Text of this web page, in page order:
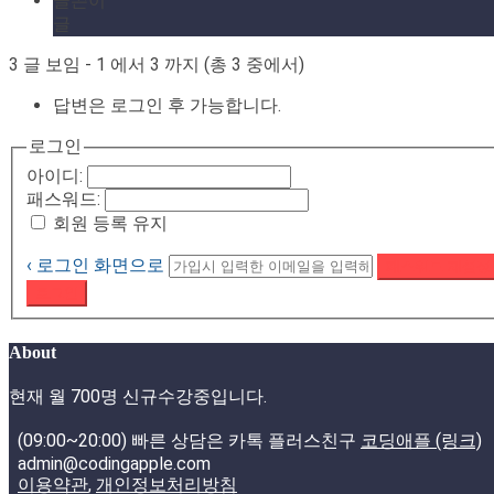
3 글 보임 - 1 에서 3 까지 (총 3 중에서)
답변은 로그인 후 가능합니다.
로그인
아이디:
패스워드:
회원 등록 유지
‹ 로그인 화면으로
About
현재 월 700명 신규수강중입니다.
(09:00~20:00) 빠른 상담은 카톡 플러스친구 코딩애플 (링크)
admin@codingapple.com
이용약관, 개인정보처리방침